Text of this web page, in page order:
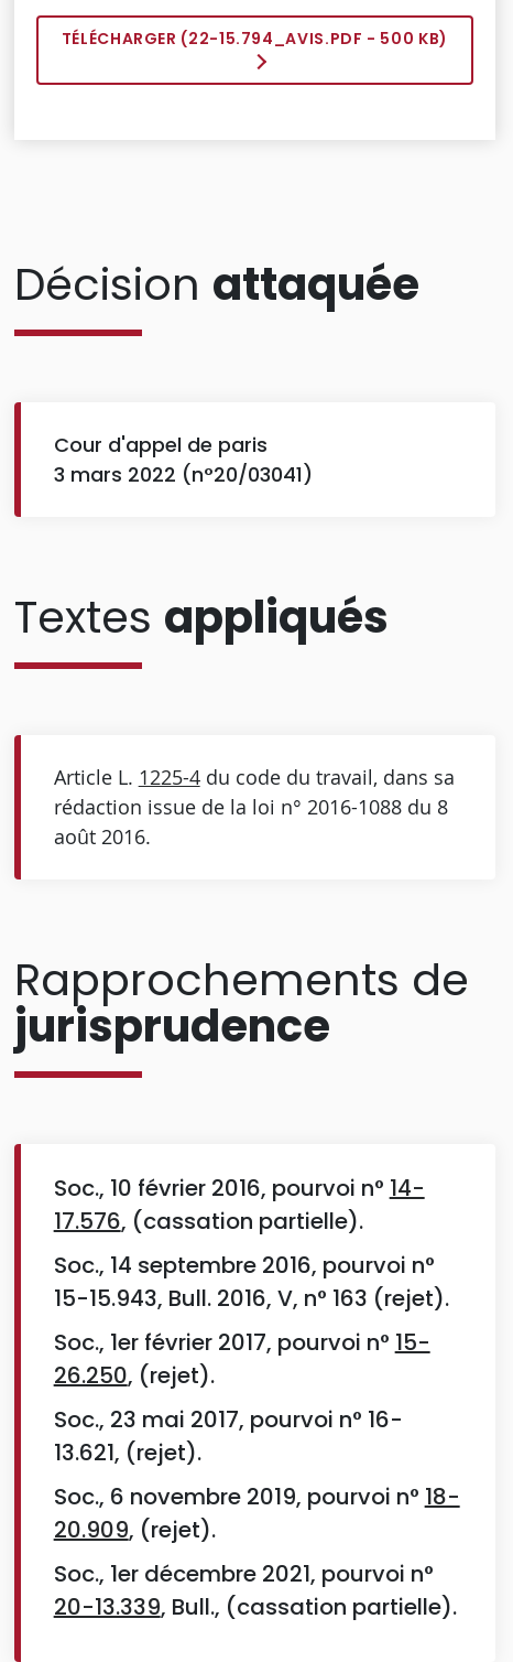
TÉLÉCHARGER (22-15.794_AVIS.PDF - 500 KB)
Décision attaquée
Cour d'appel de paris
3 mars 2022 (n°20/03041)
Textes appliqués
Article L. 1225-4du code du travail, dans sa
rédaction issue de la loi n° 2016-1088 du 8
août 2016.
Rapprochements de
jurisprudence
Soc., 10 février 2016, pourvoi n° 14-
17.576, (cassation partielle).
Soc., 14 septembre 2016, pourvoi n°
15-15.943, Bull. 2016, V, n° 163 (rejet).
Soc., 1er février 2017, pourvoi n° 15-
26.250, (rejet).
Soc., 23 mai 2017, pourvoi n° 16-
13.621, (rejet).
Soc., 6 novembre 2019, pourvoi n° 18-
20.909, (rejet).
Soc., 1er décembre 2021, pourvoi n°
20-13.339, Bull., (cassation partielle).